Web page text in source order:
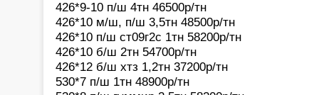
426*9-10 п/ш 4тн 46500р/тн
426*10 м/ш, п/ш 3,5тн 48500р/тн
426*10 п/ш ст09г2с 1тн 58200р/тн
426*10 б/ш 2тн 54700р/тн
426*12 б/ш хтз 1,2тн 37200р/тн
530*7 п/ш 1тн 48900р/тн